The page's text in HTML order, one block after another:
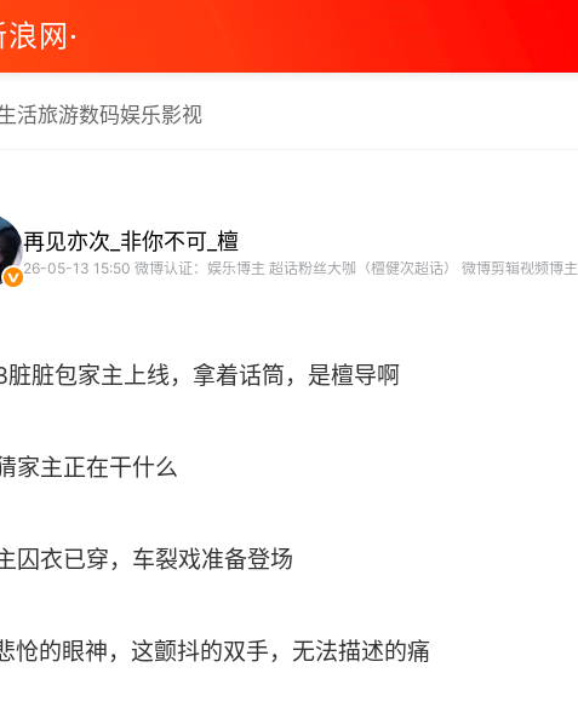
网·
活旅游数码娱乐影视
再见亦次_非你不可_檀
26-05-13 15:50 微博认证：娱乐博主 超话粉丝大咖（檀健次超话） 微博剪辑视频博主
脏脏包家主上线，拿着话筒，是檀导啊
家主正在干什么
囚衣已穿，车裂戏准备登场
怆的眼神，这颤抖的双手，无法描述的痛